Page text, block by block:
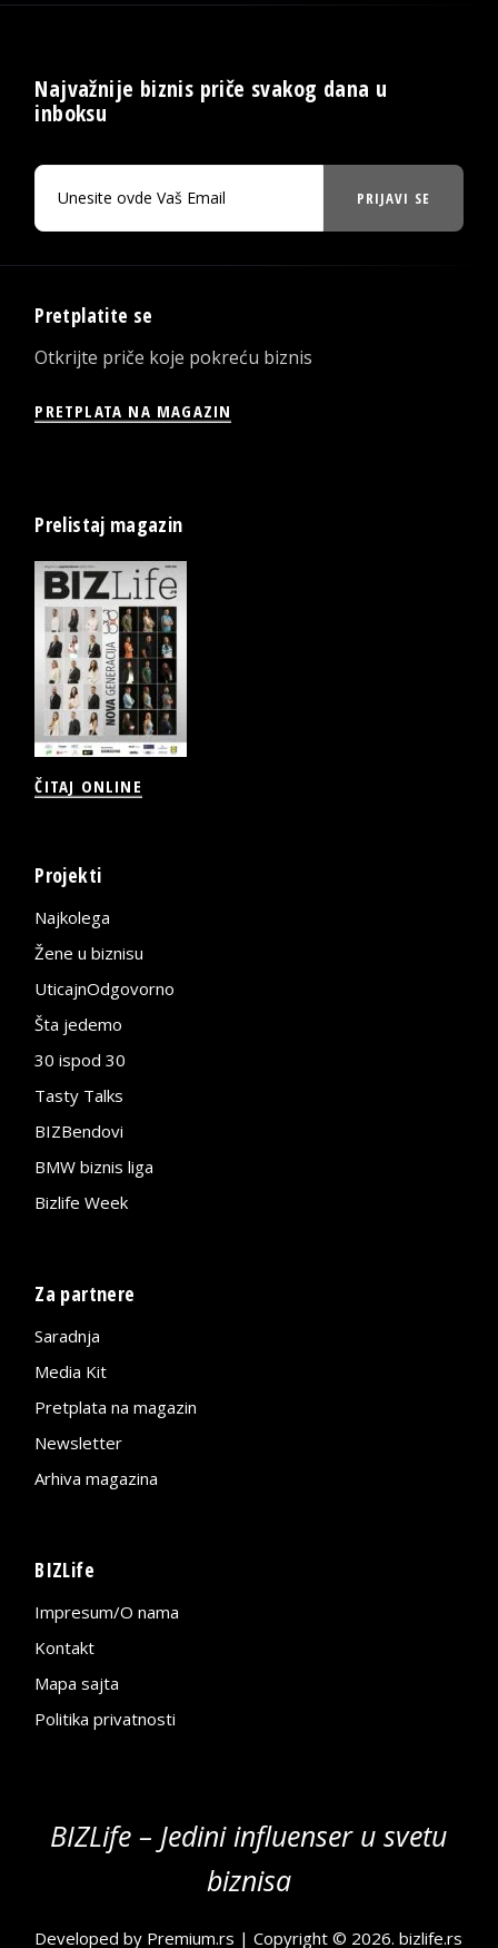
Najvažnije biznis priče svakog dana u
inboksu
PRIJAVI SE
Pretplatite se
Otkrijte priče koje pokreću biznis
PRETPLATA NA MAGAZIN
Prelistaj magazin
ČITAJ ONLINE
Projekti
Najkolega
Žene u biznisu
UticajnOdgovorno
Šta jedemo
30 ispod 30
Tasty Talks
BIZBendovi
BMW biznis liga
Bizlife Week
Za partnere
Saradnja
Media Kit
Pretplata na magazin
Newsletter
Arhiva magazina
BIZLife
Impresum/O nama
Kontakt
Mapa sajta
Politika privatnosti
BIZLife – Jedini influenser u svetu
biznisa
Developed by Premium.rs | Copyright © 2026.bizlife.rs